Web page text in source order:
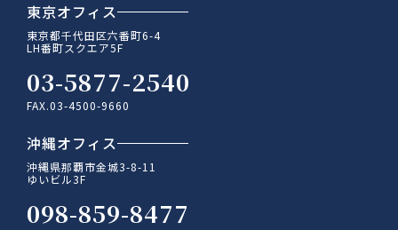
東京オフィス
東京都千代田区六番町6-4
LH番町スクエア5F
03-5877-2540
FAX.03-4500-9660
沖縄オフィス
沖縄県那覇市金城3-8-11
ゆいビル3F
098-859-8477